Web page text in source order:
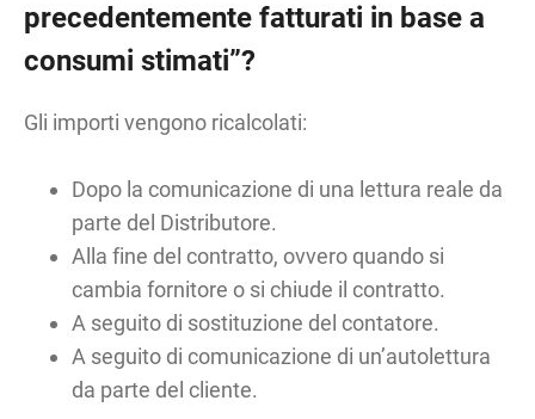
precedentemente fatturati in base a
consumi stimati”?
Gli importi vengono ricalcolati:
Dopo la comunicazione di una lettura reale da
parte del Distributore.
Alla fine del contratto, ovvero quando si
cambia fornitore o si chiude il contratto.
A seguito di sostituzione del contatore.
A seguito di comunicazione di un’autolettura
da parte del cliente.